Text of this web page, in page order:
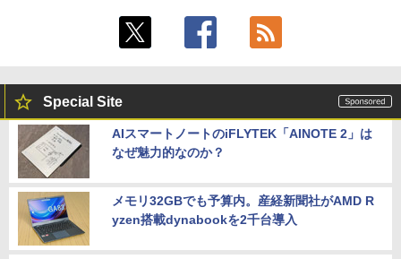
Special Site
AIスマートノートのiFLYTEK「AINOTE 2」は
なぜ魅力的なのか？
メモリ32GBでも予算内。産経新聞社がAMD R
yzen搭載dynabookを2千台導入